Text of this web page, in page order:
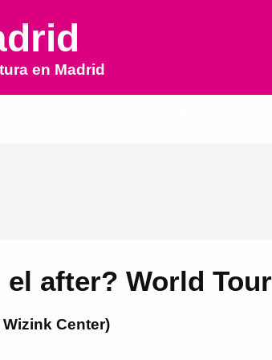
en Madrid
el after? World Tour
Center)